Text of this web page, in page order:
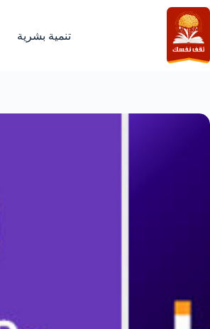
التجاوز
إلى
المحتوى
تنمية بشرية